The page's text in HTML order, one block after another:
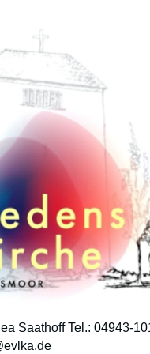
Saathoff Tel.: 04943-